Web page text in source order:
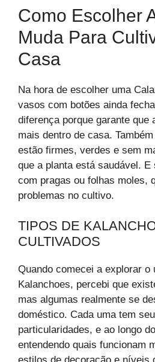
Como Escolher
Muda Para
Casa
Na hora de escolher uma
vasos com botões ainda
diferença porque garante que
mais dentro de casa.
estão firmes, verdes e sem
que a planta está saudável. E
com pragas ou folhas moles,
problemas no cultivo.
TIPOS DE
CULTIVADOS
Quando comecei a explorar o
Kalanchoes, percebi que
mas algumas realmente se
doméstico. Cada uma tem
particularidades, e ao longo
entendendo quais funcionam